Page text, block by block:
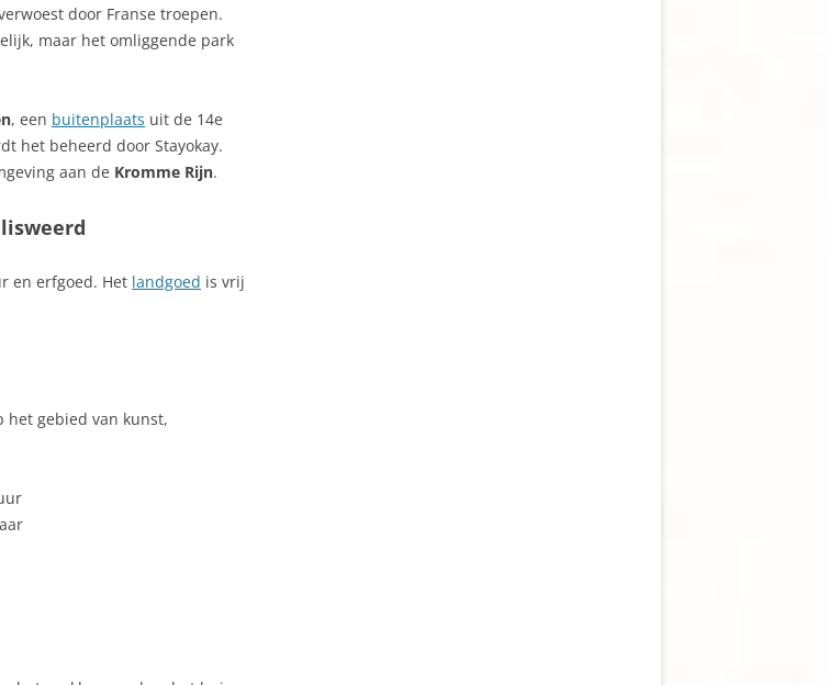
door Franse troepen.
maar het omliggende park
, een buitenplaats uit de 14e
het beheerd door Stayokay.
aan de Kromme Rijn.
en erfgoed. Het landgoed is vrij
het gebied van kunst,